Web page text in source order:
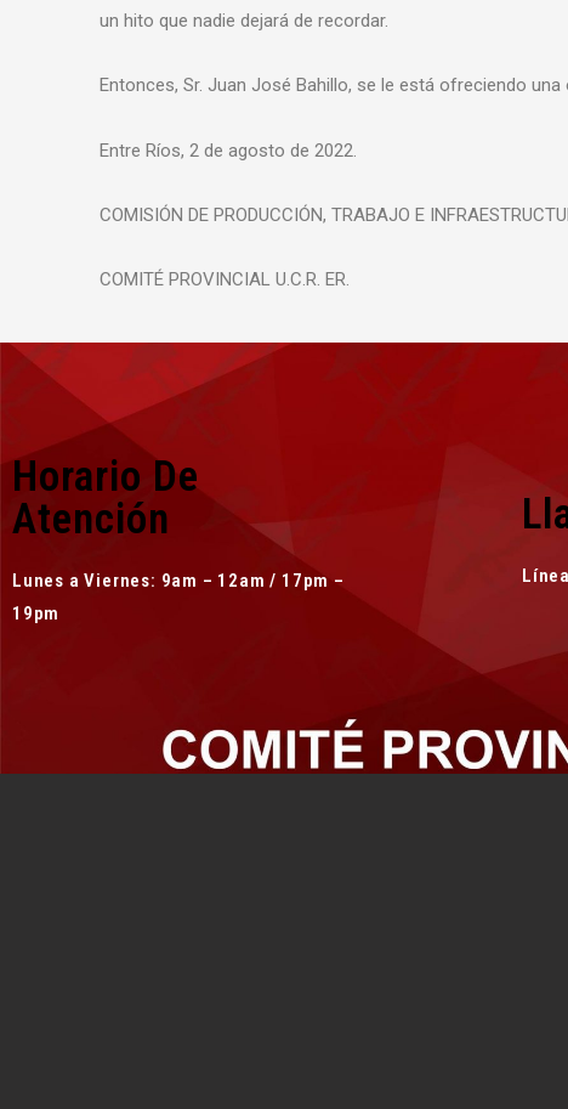
un hito que nadie dejará de recordar.
Entonces, Sr. Juan José Bahillo, se le está ofreciendo
Entre Ríos, 2 de agosto de 2022.
COMISIÓN DE PRODUCCIÓN, TRABAJO E
COMITÉ PROVINCIAL U.C.R. ER.
Horario De
Atención
Lunes a Viernes: 9am – 12am / 17pm –
19pm